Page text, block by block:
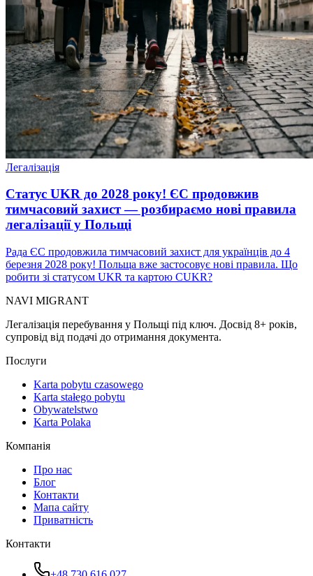
Легалізація
Статус UKR до 2028 року! ЄС продовжив
тимчасовий захист — розбираємо нові правила
легалізації у Польщі
Рада ЄС продовжила тимчасовий захист для українців до 4
березня 2028 року! Польща вже застосовує нові правила. Що
робити зі статусом UKR та картою CUKR?
NAVI MIGRANT
Легалізація перебування у Польщі під ключ. Досвід 8+ років,
супровід від подачі до отримання документа.
Послуги
Karta pobytu czasowego
Karta stałego pobytu
Obywatelstwo
Karta Polaka
Компанія
Про нас
Блог
Контакти
Мапа сайту
Приватність
Контакти